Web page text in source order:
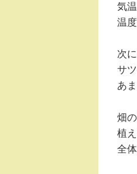
気
温
次
サ
あ
畑
植
全